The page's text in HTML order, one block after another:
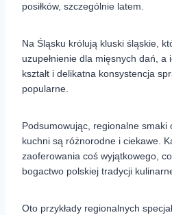
posiłków, szczególnie latem.
Na Śląsku królują kluski śląskie,
uzupełnienie dla mięsnych dań, a
kształt i delikatna konsystencja
popularne.
Podsumowując, regionalne smaki
kuchni są różnorodne i ciekawe.
zaoferowania coś wyjątkowego,
bogactwo polskiej tradycji
Oto przykłady regionalnych